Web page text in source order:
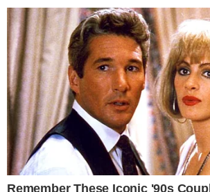
VEJA MAIS NOTÍCIAS